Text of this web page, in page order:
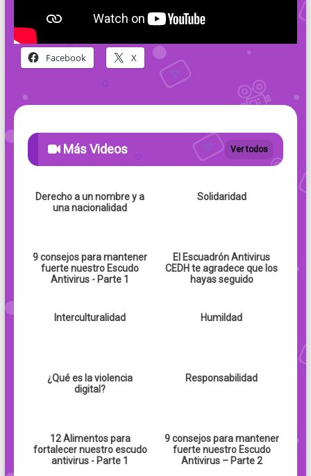
Facebook X
Más Videos Ver todos
Derecho a un nombre y a
una nacionalidad
Solidaridad
9 consejos para mantener
fuerte nuestro Escudo
Antivirus - Parte 1
El Escuadrón Antivirus
CEDH te agradece que los
hayas seguido
Interculturalidad Humildad
¿Qué es la violencia
digital?
Responsabilidad
12 Alimentos para
fortalecer nuestro escudo
antivirus - Parte 1
9 consejos para mantener
fuerte nuestro Escudo
Antivirus – Parte 2